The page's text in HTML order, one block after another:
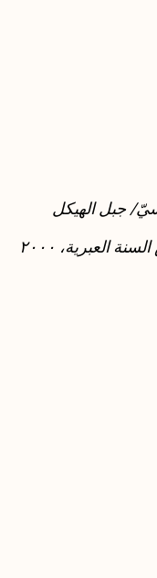
جبل الهيكل
العبرية، ٢٠٠٠